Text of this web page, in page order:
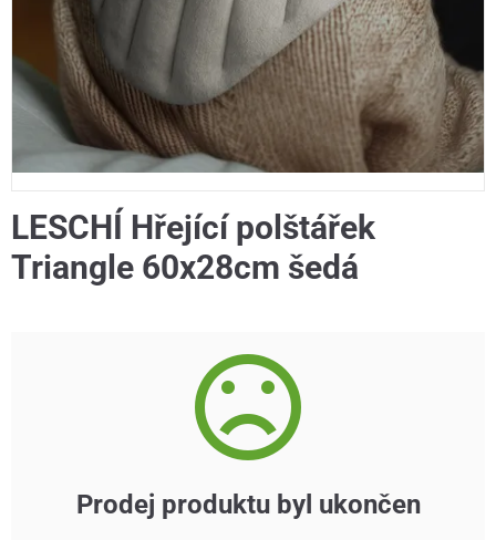
LESCHÍ Hřející polštářek
Triangle 60x28cm šedá
Prodej produktu byl ukončen